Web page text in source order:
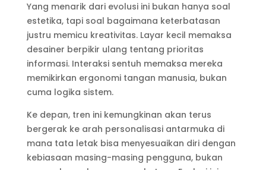
Yang menarik dari evolusi ini bukan hanya soal
estetika, tapi soal bagaimana keterbatasan
justru memicu kreativitas. Layar kecil memaksa
desainer berpikir ulang tentang prioritas
informasi. Interaksi sentuh memaksa mereka
memikirkan ergonomi tangan manusia, bukan
cuma logika sistem.
Ke depan, tren ini kemungkinan akan terus
bergerak ke arah personalisasi antarmuka di
mana tata letak bisa menyesuaikan diri dengan
kebiasaan masing-masing pengguna, bukan